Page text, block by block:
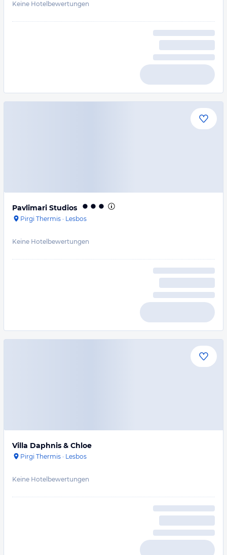
Keine Hotelbewertungen
Pavlimari Studios
Pirgi Thermis · Lesbos
Keine Hotelbewertungen
Villa Daphnis & Chloe
Pirgi Thermis · Lesbos
Keine Hotelbewertungen